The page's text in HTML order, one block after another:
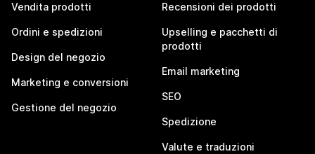
Vendita prodotti
Ordini e spedizioni
Design del negozio
Marketing e conversioni
Gestione del negozio
Recensioni dei prodotti
Upselling e pacchetti di
prodotti
Email marketing
SEO
Spedizione
Valute e traduzioni